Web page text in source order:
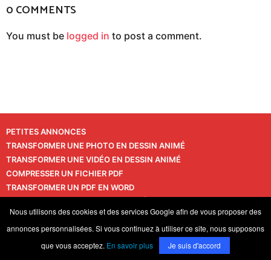
0 COMMENTS
You must be logged in to post a comment.
PETITES ANNONCES
TRANSFORMER UNE PHOTO EN DESSIN ANIMÉ
TRANSFORMER UNE VIDÉO EN DESSIN ANIMÉ
COMPRESSER UN FICHIER PDF
TRANSFORMER UN PDF EN WORD
VIE PRIVÉE
© 2026 LaPressedeFrance.fr
Nous utilisons des cookies et des services Google afin de vous proposer des
annonces personnalisées. Si vous continuez à utiliser ce site, nous supposons
que vous acceptez. En savoir plus Je suis d'accord